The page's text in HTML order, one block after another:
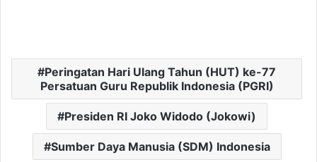
Peringatan Hari Ulang Tahun (HUT) ke-77
Persatuan Guru Republik Indonesia (PGRI)
Presiden RI Joko Widodo (Jokowi)
Sumber Daya Manusia (SDM) Indonesia